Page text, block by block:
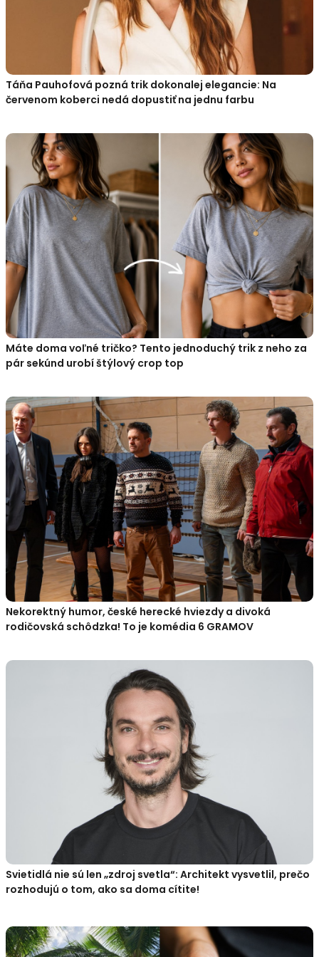
Táňa Pauhofová pozná trik dokonalej elegancie: Na
červenom koberci nedá dopustiť na jednu farbu
Máte doma voľné tričko? Tento jednoduchý trik z neho za
pár sekúnd urobí štýlový crop top
Nekorektný humor, české herecké hviezdy a divoká
rodičovská schôdzka! To je komédia 6 GRAMOV
Svietidlá nie sú len „zdroj svetla“: Architekt vysvetlil, prečo
rozhodujú o tom, ako sa doma cítite!